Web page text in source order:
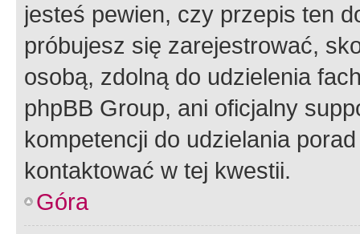
jesteś pewien, czy przepis ten
próbujesz się zarejestrować,
osobą, zdolną do udzielenia
phpBB Group, ani oficjalny
kompetencji do udzielania
kontaktować w tej kwestii.
Góra